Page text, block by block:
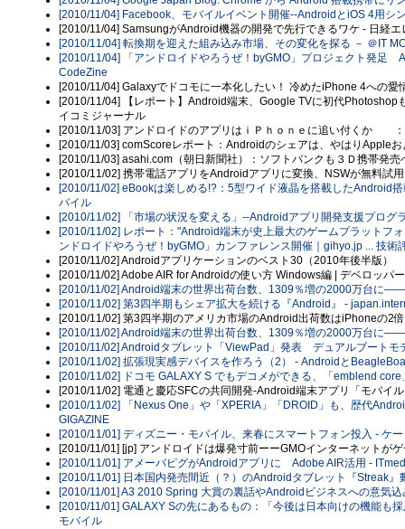
[2010/11/04] Facebook、モバイルイベント開催--AndroidとiOS 4用シ
[2010/11/04] SamsungがAndroid機器の開発で先行できるワケ - 日経
[2010/11/04] 転換期を迎えた組み込み市場、その変化を探る － ＠IT
[2010/11/04] 「アンドロイドやろうぜ！byGMO」プロジェクト発足
CodeZine
[2010/11/04] Galaxyでドコモに一本化したい！ 冷めたiPhone 4への愛
[2010/11/04] 【レポート】Android端末、Google TVに初代Photoshop
イコミジャーナル
[2010/11/03] アンドロイドのアプリはｉＰｈｏｎｅに追い付くか
[2010/11/03] comScoreレポート：Androidのシェアは、やはりApple
[2010/11/03] asahi.com（朝日新聞社）：ソフトバンクも３Ｄ携帯発
[2010/11/02] 携帯電話アプリをAndroidアプリに変換、NSWが無料
[2010/11/02] eBookは楽しめる!?：5型ワイド液晶を搭載したAndroid
バイル
[2010/11/02] 「市場の状況を変える」--Androidアプリ開発支援プログ
[2010/11/02] レポート："Android端末が史上最大のゲームプラットフ
ンドロイドやろうぜ！byGMO」カンファレンス開催｜gihyo.jp ... 技術
[2010/11/02] Androidアプリケーションのベスト30（2010年後半版）
[2010/11/02] Adobe AIR for Androidの使い方 Windows編 | デベロッパ
[2010/11/02] Android端末の世界出荷台数、1309％増の2000万台に
[2010/11/02] 第3四半期もシェア拡大を続ける『Android』 -
[2010/11/02] 第3四半期のアメリカ市場のAndroid出荷数はiPhoneの2
[2010/11/02] Android端末の世界出荷台数、1309％増の2000万台に
[2010/11/02] Androidタブレット「ViewPad」発表 デュアルブートモ
[2010/11/02] 拡張現実感デバイスを作ろう（2） - Androidと
[2010/11/02] ドコモ GALAXY S でもデコメができる、「emblend
[2010/11/02] 電通と慶応SFCの共同開発-Android端末アプリ「モバイ
[2010/11/02] 「Nexus One」や「XPERIA」「DROID」も、歴代
GIGAZINE
[2010/11/01] ディズニー・モバイル、来春にスマートフォン投入 - ケ
[2010/11/01] [jp] アンドロイドは爆発寸前ーーGMOインターネットが
[2010/11/01] アメーバピグがAndroidアプリに Adobe AIR活用 -
[2010/11/01] 日本国内発売間近（？）のAndroidタブレット『Streak』
[2010/11/01] A3 2010 Spring 大賞の裏話やAndroidビジネスへの意気
[2010/11/01] GALAXY Sの先にあるもの：「今後は日本向けの機能
モバイル